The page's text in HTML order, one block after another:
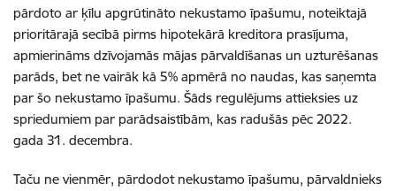
pārdoto ar ķīlu apgrūtināto nekustamo īpašumu, noteiktajā
prioritārajā secībā pirms hipotekārā kreditora prasījuma,
apmierināms dzīvojamās mājas pārvaldīšanas un uzturēšanas
parāds, bet ne vairāk kā 5% apmērā no naudas, kas saņemta
par šo nekustamo īpašumu. Šāds regulējums attieksies uz
spriedumiem par parādsaistībām, kas radušās pēc 2022.
gada 31. decembra.
Taču ne vienmēr, pārdodot nekustamo īpašumu, pārvaldnieks